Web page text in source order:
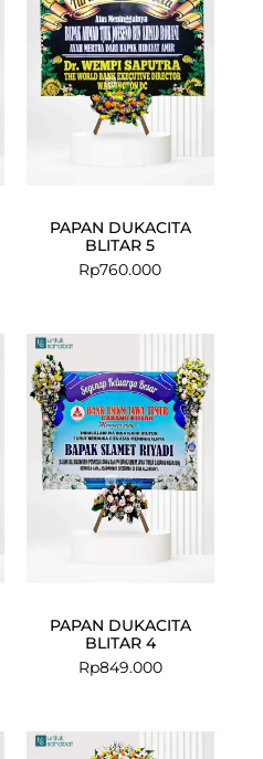
PAPAN DUKACITA
BLITAR 5
Rp760.000
PAPAN DUKACITA
BLITAR 4
Rp849.000